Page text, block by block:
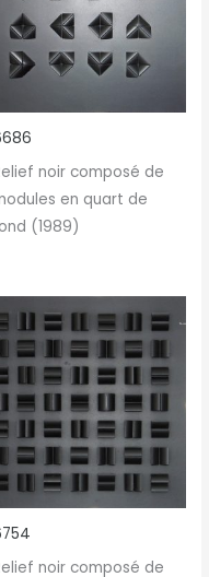
noir composé de
en quart de
(1989)
noir composé de